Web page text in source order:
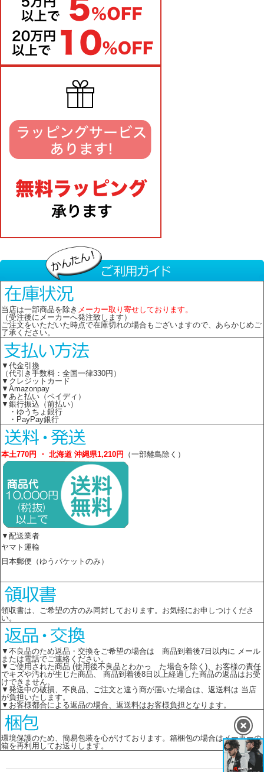
当店は一部商品を除き メーカー取り寄せしております。
（受注後にメーカーへ発注致します）
ご注文をいただいた時点で在庫切れの場合もございますので、あらかじめご
了承ください。
▼代金引換
（代引き手数料：全国一律330円）
▼クレジットカード
▼Amazonpay
▼あと払い（ペイディ）
▼銀行振込（前払い）
・ゆうちょ銀行
・PayPay銀行
本土770円 ・ 北海道 沖縄県1,210円 （一部離島除く）
▼配送業者
ヤマト運輸
日本郵便（ゆうパケットのみ）
領収書は、ご希望の方のみ同封しております。お気軽にお申しつけくださ
い。
▼不良品のため返品・交換をご希望の場合は 商品到着後7日以内に メール
または電話でご連絡ください。
▼ご使用された商品 (使用後不良品とわかっ た場合を除く)、お客様の責任
でキズや汚れが生じた商品、 商品到着後8日以上経過した商品の返品はお受
けできません。
▼発送中の破損、不良品、ご注文と違う商が届いた場合は、返送料は 当店
が負担いたします。
▼お客様都合による返品の場合、返送料はお客様負担となります。
環境保護のため、簡易包装を心がけております。箱梱包の場合はメーカーの
箱を再利用してお送りします。